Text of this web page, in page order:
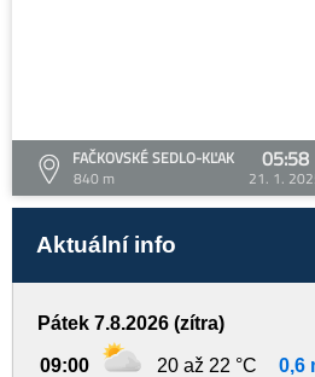
FAČKOVSKÉ SEDLO-KĽAK
840 m
05:58
21. 1.
Aktuální info
Pátek 7.8.2026 (zítra)
09:00 20 až 22 °C 0,6